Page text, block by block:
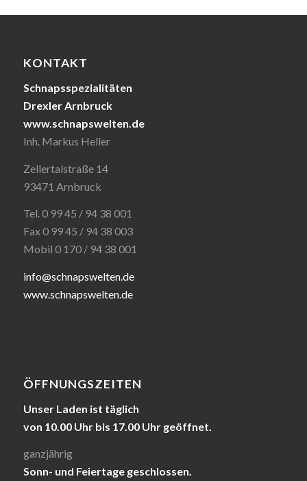
KONTAKT
Schnapsspezialitäten
Drexler Arnbruck
www.schnapswelten.de
Inh. Markus Heller
Zellertalstraße 14
93471 Arnbruck
Tel. 0 99 45 / 94 38 001
Fax 0 99 45 / 94 38 003
Mobil 0 170 / 94 38 001
info@schnapswelten.de
www.schnapswelten.de
ÖFFNUNGSZEITEN
Unser Laden ist täglich
von 10.00 Uhr bis 17.00 Uhr geöffnet.
ganzjährig
Sonn- und Feiertage geschlossen.